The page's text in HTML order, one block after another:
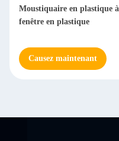
Moustiquaire en plastique
fenêtre en plastique
Causez maintenant